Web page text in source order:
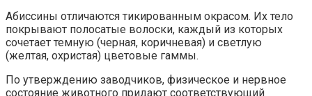
Абиссины отличаются тикированным окрасом. Их тело
покрывают полосатые волоски, каждый из которых
сочетает темную (черная, коричневая) и светлую
(желтая, охристая) цветовые гаммы.
По утверждению заводчиков, физическое и нервное
состояние животного придают соответствующий